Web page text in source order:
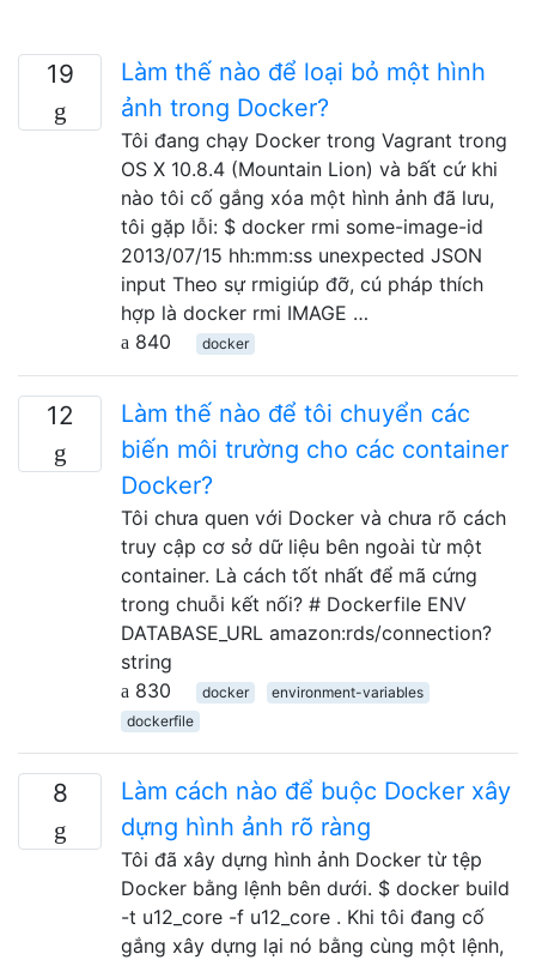
19
Làm thế nào để loại bỏ một hình
ảnh trong Docker?
Tôi đang chạy Docker trong Vagrant trong
OS X 10.8.4 (Mountain Lion) và bất cứ khi
nào tôi cố gắng xóa một hình ảnh đã lưu,
tôi gặp lỗi: $ docker rmi some-image-id
2013/07/15 hh:mm:ss unexpected JSON
input Theo sự rmigiúp đỡ, cú pháp thích
hợp là docker rmi IMAGE …
840
docker
12
Làm thế nào để tôi chuyển các
biến môi trường cho các container
Docker?
Tôi chưa quen với Docker và chưa rõ cách
truy cập cơ sở dữ liệu bên ngoài từ một
container. Là cách tốt nhất để mã cứng
trong chuỗi kết nối? # Dockerfile ENV
DATABASE_URL amazon:rds/connection?
string
830
docker
environment-variables
dockerfile
8
Làm cách nào để buộc Docker xây
dựng hình ảnh rõ ràng
Tôi đã xây dựng hình ảnh Docker từ tệp
Docker bằng lệnh bên dưới. $ docker build
-t u12_core -f u12_core . Khi tôi đang cố
gắng xây dựng lại nó bằng cùng một lệnh,